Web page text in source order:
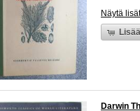
Näytä
Darwin